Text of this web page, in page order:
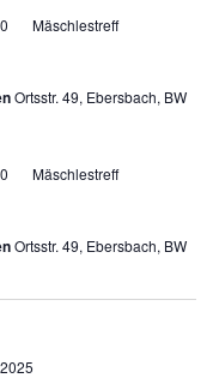
Mäschlestreff
Ortsstr. 49, Ebersbach, BW
Mäschlestreff
Ortsstr. 49, Ebersbach, BW